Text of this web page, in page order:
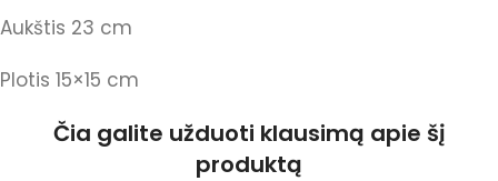
Aukštis 23 cm
Plotis 15×15 cm
Čia galite užduoti klausimą apie šį
produktą